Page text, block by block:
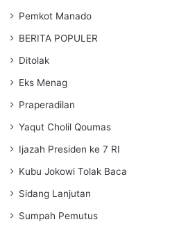
Pemkot Manado
BERITA POPULER
Ditolak
Eks Menag
Praperadilan
Yaqut Cholil Qoumas
Ijazah Presiden ke 7 RI
Kubu Jokowi Tolak Baca
Sidang Lanjutan
Sumpah Pemutus